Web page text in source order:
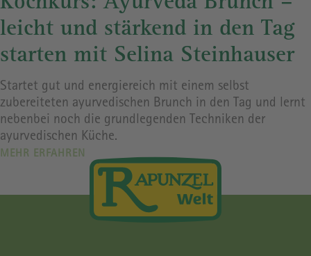
leicht und stärkend in den Tag
starten mit Selina Steinhauser
Startet gut und energiereich mit einem selbst
zubereiteten ayurvedischen Brunch in den Tag und lernt
nebenbei noch die grundlegenden Techniken der
ayurvedischen Küche.
MEHR ERFAHREN